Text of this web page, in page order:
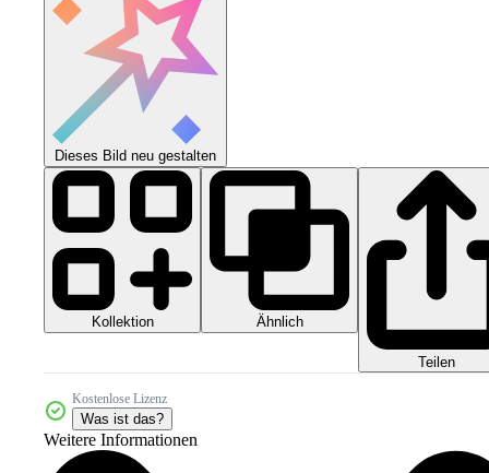
Dieses Bild neu gestalten
Kollektion Ähnlich
Teilen
Kostenlose Lizenz
Was ist das?
Weitere Informationen